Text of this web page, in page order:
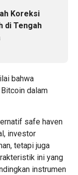
Koreksi
di Tengah
bahwa
dalam
safe haven
investor
tetapi juga
ini yang
instrumen